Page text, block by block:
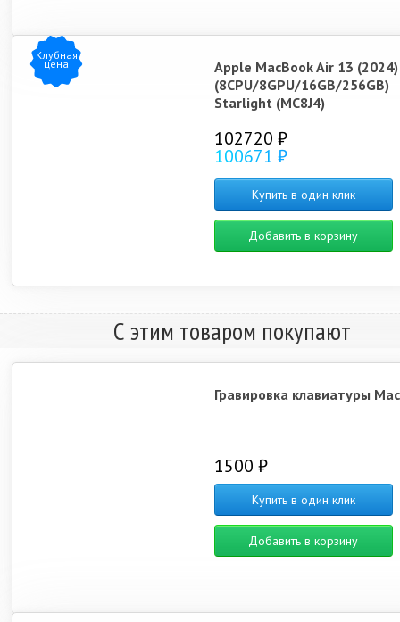
Клубная
цена
Apple MacBook Air 13
(8CPU/8GPU/16GB/256GB)
Starlight (MC8J4)
102720 ₽
100671 ₽
Купить в один клик
Добавить в корзину
С этим товаром покупают
Гравировка клавиатуры
1500 ₽
Купить в один клик
Добавить в корзину